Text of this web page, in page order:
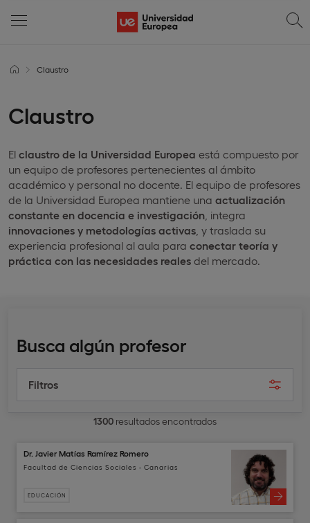
Claustro
Claustro
El claustro de la Universidad Europea está compuesto por
un equipo de profesores pertenecientes al ámbito
académico y personal no docente. El equipo de profesores
de la Universidad Europea mantiene una actualización
constante en docencia e investigación , integra
innovaciones y metodologías activas , y traslada su
experiencia profesional al aula para conectar teoría y
práctica con las necesidades reales del mercado.
Busca algún profesor
Filtros
1300 resultados encontrados
Dr. Javier Matías Ramírez Romero
Facultad de Ciencias Sociales - Canarias
EDUCACIÓN